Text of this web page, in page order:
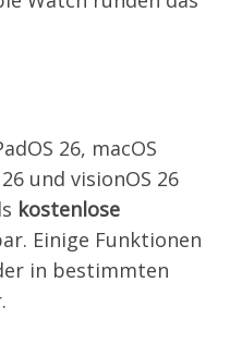
26, macOS
und visionOS 26
kostenlose
Einige Funktionen
in bestimmten